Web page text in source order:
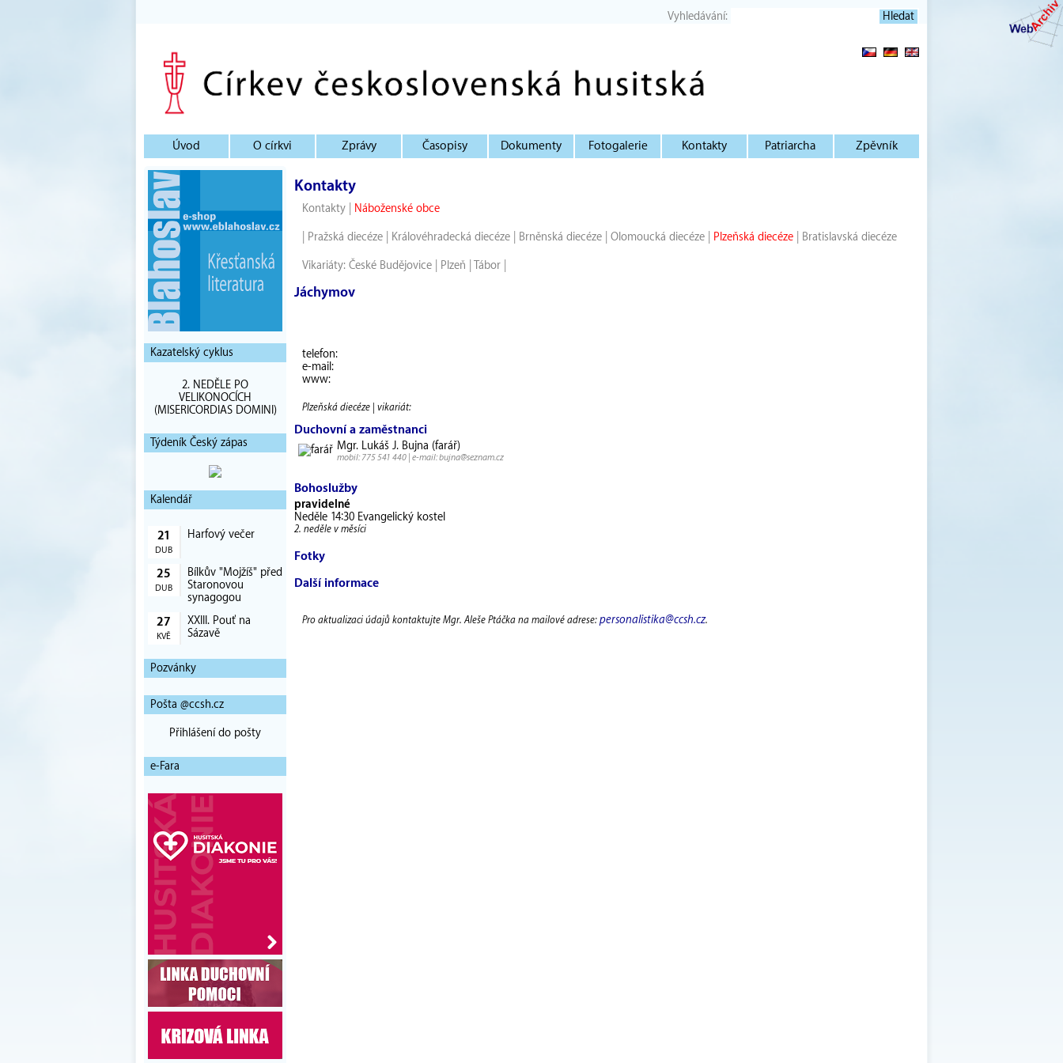
Vyhledávání:
Úvod O církvi Zprávy Časopisy Dokumenty Fotogalerie Kontakty Patriarcha Zpěvník
Kazatelský cyklus
2. NEDĚLE PO
VELIKONOCÍCH
(MISERICORDIAS DOMINI)
Týdeník Český zápas
Kalendář
21
DUB
Harfový večer
25
DUB
Bílkův "Mojžíš" před
Staronovou
synagogou
27
KVĚ
XXIII. Pouť na
Sázavě
Pozvánky
Pošta @ccsh.cz
Přihlášení do pošty
e-Fara
Kontakty
Kontakty Náboženské obce
Pražská diecéze Královéhradecká diecéze Brněnská diecéze Olomoucká diecéze Plzeňská diecéze Bratislavská diecéze
Vikariáty: České Budějovice Plzeň Tábor
Jáchymov
telefon:
e-mail:
www:
Plzeňská diecéze | vikariát:
Duchovní a zaměstnanci
Mgr. Lukáš J. Bujna (farář)
mobil: 775 541 440 | e-mail: bujna@seznam.cz
Bohoslužby
pravidelné
Neděle 14:30 Evangelický kostel
2. neděle v měsíci
Fotky
Další informace
Pro aktualizaci údajů kontaktujte Mgr. Aleše Ptáčka na mailové adrese: personalistika@ccsh.cz.